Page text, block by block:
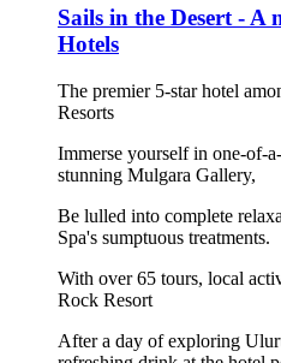
Sails in the Desert - A
Hotels
The premier 5-star hotel
Resorts
Immerse yourself in one-of-
stunning Mulgara Gallery,
Be lulled into complete
Spa's sumptuous treatments.
With over 65 tours, local
Rock Resort
After a day of exploring